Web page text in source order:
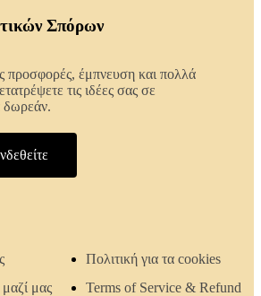
Σπόρων
προσφορές, έμπνευση και πολλά
τις ιδέες σας σε
δωρεάν.
μας
Πολιτική για τα cookies
Terms of Service & Refund